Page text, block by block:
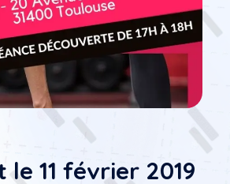
le 11 février 2019